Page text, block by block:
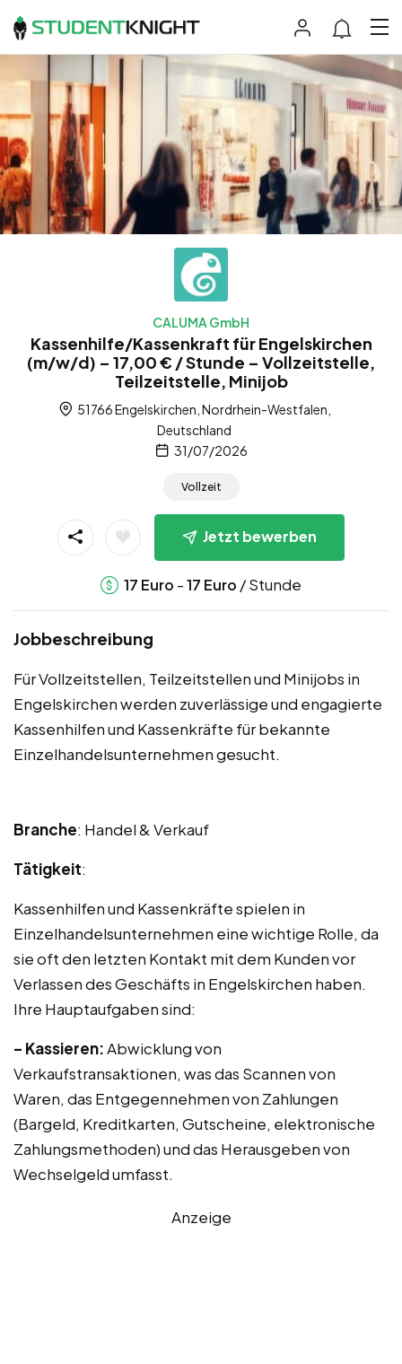
CALUMA GmbH
Kassenhilfe/Kassenkraft für Engelskirchen
(m/w/d) – 17,00 € / Stunde – Vollzeitstelle,
Teilzeitstelle, Minijob
51766 Engelskirchen, Nordrhein-Westfalen,
Deutschland
31/07/2026
Vollzeit
Jetzt bewerben
17 Euro -17 Euro / Stunde
Jobbeschreibung
Für Vollzeitstellen, Teilzeitstellen und Minijobs in
Engelskirchen werden zuverlässige und engagierte
Kassenhilfen und Kassenkräfte für bekannte
Einzelhandelsunternehmen gesucht.
Branche: Handel & Verkauf
Tätigkeit:
Kassenhilfen und Kassenkräfte spielen in
Einzelhandelsunternehmen eine wichtige Rolle, da
sie oft den letzten Kontakt mit dem Kunden vor
Verlassen des Geschäfts in Engelskirchen haben.
Ihre Hauptaufgaben sind:
– Kassieren:Abwicklung von
Verkaufstransaktionen, was das Scannen von
Waren, das Entgegennehmen von Zahlungen
(Bargeld, Kreditkarten, Gutscheine, elektronische
Zahlungsmethoden) und das Herausgeben von
Wechselgeld umfasst.
Anzeige